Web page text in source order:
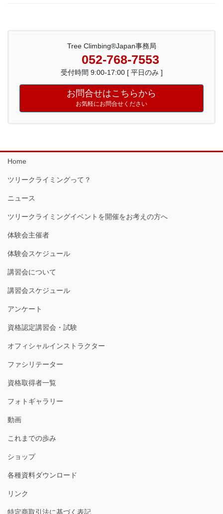
Tree Climbing®Japan事務局
052-768-7553
受付時間 9:00-17:00 [ 平日のみ ]
お問合せはこちらから
お気軽にお問合せください
Home
ツリークライミングって？
ニュース
ツリークライミングイベントを開催をお考えの方へ
体験会主催者
体験会スケジュール
講習会について
講習会スケジュール
アンケート
資格認定講習会・試験
オフィシャルインストラクター
ファシリテーター
資格取得者一覧
フォトギャラリー
動画
これまでの歩み
ショップ
各種資料ダウンロード
リンク
特定商取引法に基づく表記